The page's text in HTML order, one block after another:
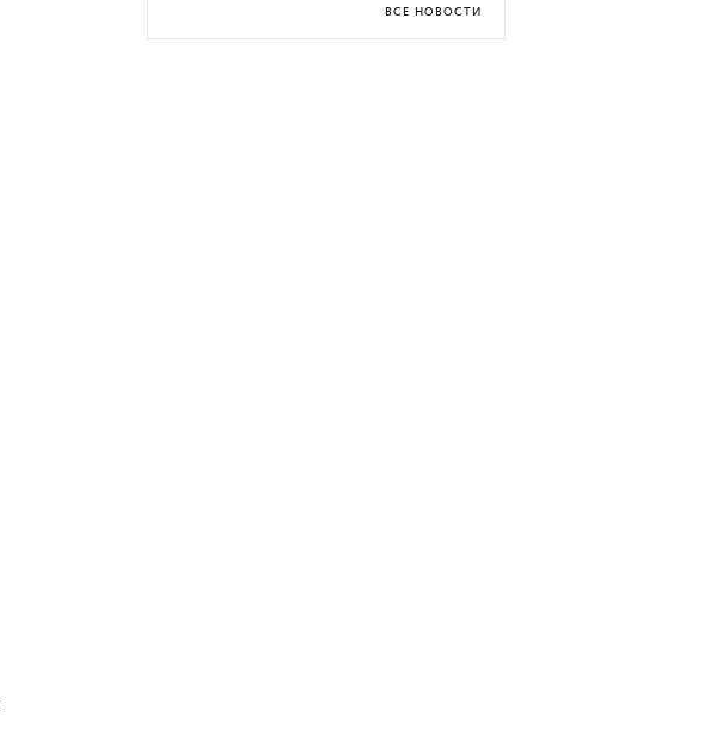
ВСЕ НОВОСТИ